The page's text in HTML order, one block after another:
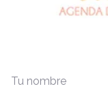
Tu nombre